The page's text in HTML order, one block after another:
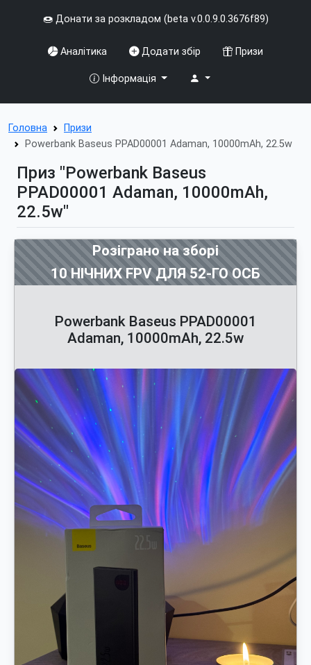
🍩 Донати за розкладом (beta v.0.0.9.0.3676f89)
Аналітика Додати збір Призи
Інформація
Головна
Призи
Powerbank Baseus PPAD00001 Adaman, 10000mAh, 22.5w
Приз "Powerbank Baseus
PPAD00001 Adaman, 10000mAh,
22.5w"
Розіграно на зборі
10 НІЧНИХ FPV ДЛЯ 52-ГО ОСБ
Powerbank Baseus PPAD00001
Adaman, 10000mAh, 22.5w